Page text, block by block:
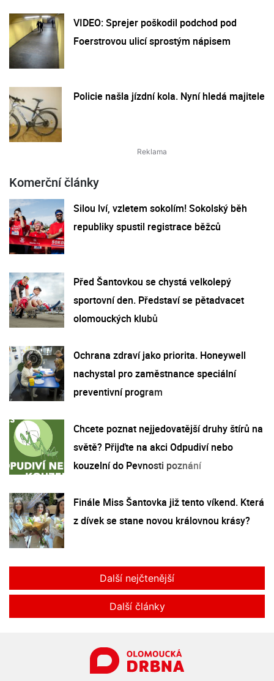
VIDEO: Sprejer poškodil podchod pod
Foerstrovou ulicí sprostým nápisem
Policie našla jízdní kola. Nyní hledá majitele
Komerční články
Silou lví, vzletem sokolím! Sokolský běh
republiky spustil registrace běžců
Před Šantovkou se chystá velkolepý
sportovní den. Představí se pětadvacet
olomouckých klubů
Ochrana zdraví jako priorita. Honeywell
nachystal pro zaměstnance speciální
preventivní program
Chcete poznat nejjedovatější druhy štírů na
světě? Přijďte na akci Odpudiví nebo
kouzelní do Pevnosti poznání
Finále Miss Šantovka již tento víkend. Která
z dívek se stane novou královnou krásy?
Další nejčtenější
Další články